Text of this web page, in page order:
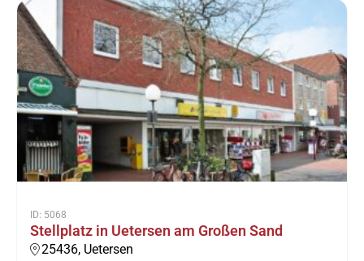
ID: 5068
Stellplatz in Uetersen am Großen Sand
25436, Uetersen